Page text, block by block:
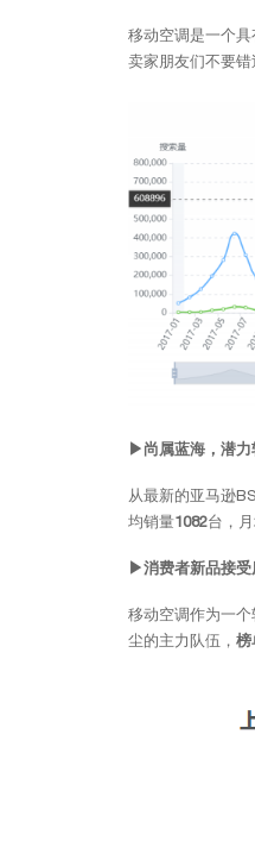
移动空调是一个具
卖家朋友们不要错
▶尚属蓝海，潜力
从最新的亚马逊
均销量1082台，
▶消费者新品接受
移动空调作为一
尘的主力队伍， 榜